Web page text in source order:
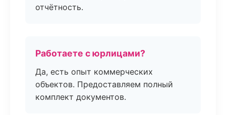
отчётность.
Работаете с юрлицами?
Да, есть опыт коммерческих
объектов. Предоставляем полный
комплект документов.